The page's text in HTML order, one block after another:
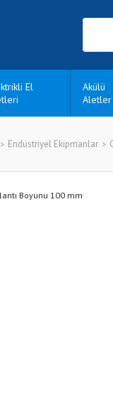
El
Akülü
Aletler
Endüstriyel Ekipmanlar